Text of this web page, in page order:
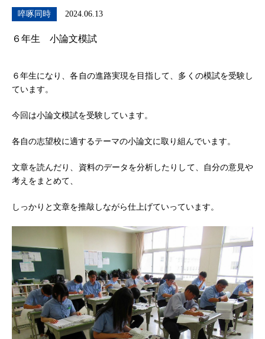
啐啄同時 2024.06.13
６年生 小論文模試
６年生になり、各自の進路実現を目指して、多くの模試を受験し
ています。
今回は小論文模試を受験しています。
各自の志望校に適するテーマの小論文に取り組んでいます。
文章を読んだり、資料のデータを分析したりして、自分の意見や
考えをまとめて、
しっかりと文章を推敲しながら仕上げていっています。